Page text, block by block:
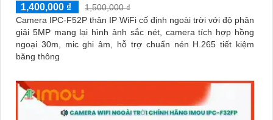
1,400,000 ₫
1,500,000 ₫
Camera IPC-F52P thân IP WiFi cố định ngoài trời với độ phân
giải 5MP mang lại hình ảnh sắc nét, camera tích hợp hồng
ngoại 30m, mic ghi âm, hỗ trợ chuẩn nén H.265 tiết kiệm
băng thông